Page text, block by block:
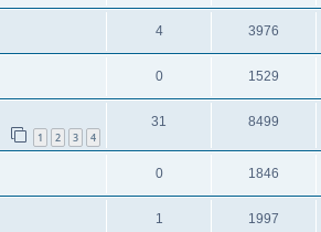
4 3976
0 1529
1 2 3 4
31 8499
0 1846
1 1997